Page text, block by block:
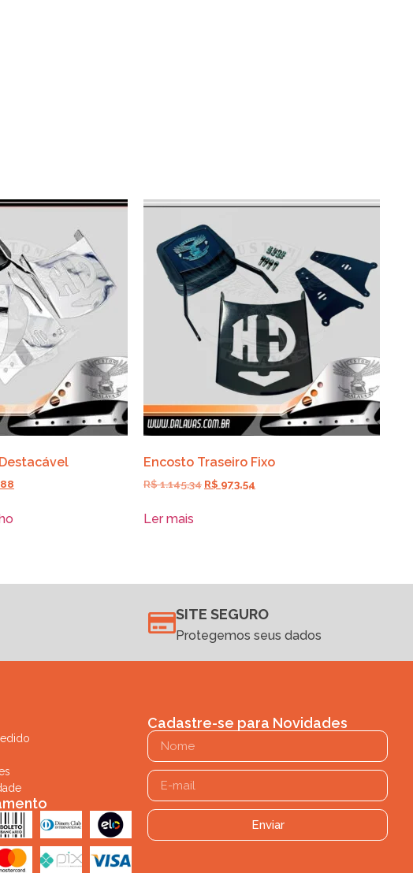
Encosto Traseiro Fixo
R$1.145,34 R$ 973,54
Ler mais
SITE SEGURO
Protegemos seus dados
Cadastre-se para Novidades
Enviar